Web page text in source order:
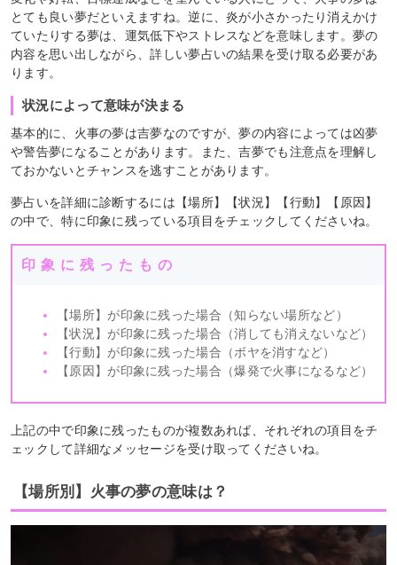
とても良い夢だといえますね。逆に、炎が小さかったり消えかけ
ていたりする夢は、運気低下やストレスなどを意味します。夢の
内容を思い出しながら、詳しい夢占いの結果を受け取る必要があ
ります。
状況によって意味が決まる
基本的に、火事の夢は吉夢なのですが、夢の内容によっては凶夢
や警告夢になることがあります。また、吉夢でも注意点を理解し
ておかないとチャンスを逃すことがあります。
夢占いを詳細に診断するには【場所】【状況】【行動】【原因】
の中で、特に印象に残っている項目をチェックしてくださいね。
印象に残ったもの
【場所】が印象に残った場合（知らない場所など）
【状況】が印象に残った場合（消しても消えないなど）
【行動】が印象に残った場合（ボヤを消すなど）
【原因】が印象に残った場合（爆発で火事になるなど）
上記の中で印象に残ったものが複数あれば、それぞれの項目をチ
ェックして詳細なメッセージを受け取ってくださいね。
【場所別】火事の夢の意味は？